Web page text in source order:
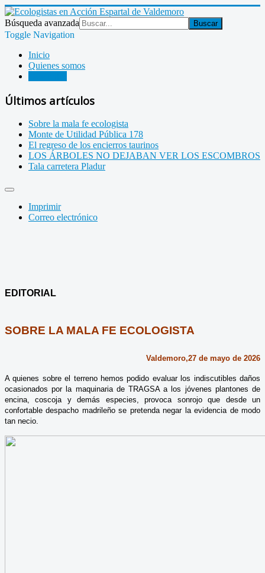
Búsqueda avanzada Buscar
Toggle Navigation
Inicio
Quienes somos
Últimos artículos
Sobre la mala fe ecologista
Monte de Utilidad Pública 178
El regreso de los encierros taurinos
LOS ÁRBOLES NO DEJABAN VER LOS ESCOMBROS
Tala carretera Pladur
Imprimir
Correo electrónico
EDITORIAL
SOBRE LA MALA FE ECOLOGISTA
Valdemoro,27 de mayo de 2026
A quienes sobre el terreno hemos podido evaluar los indiscutibles daños
ocasionados por la maquinaria de TRAGSA a los jóvenes plantones de
encina, coscoja y demás especies, provoca sonrojo que desde un
confortable despacho madrileño se pretenda negar la evidencia de modo
tan necio.